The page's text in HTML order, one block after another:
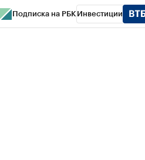
Подписка на РБК Инвестиции